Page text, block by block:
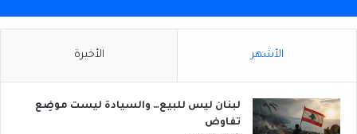
الأشهر الأخيرة
لبنان ليس للبيع… والسيادة ليست موضِع
تفاوض